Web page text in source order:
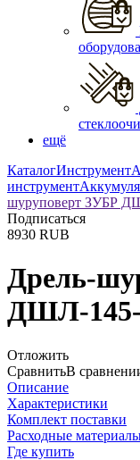
ещё
КаталогИнструмент
инструмент
шуруповерт ЗУБР
Подписаться
8930 RUB
Дрель-
ДШЛ-145-
Отложить
СравнитьВ
Описание
Характеристики
Комплект поставки
Расходные
Где купить